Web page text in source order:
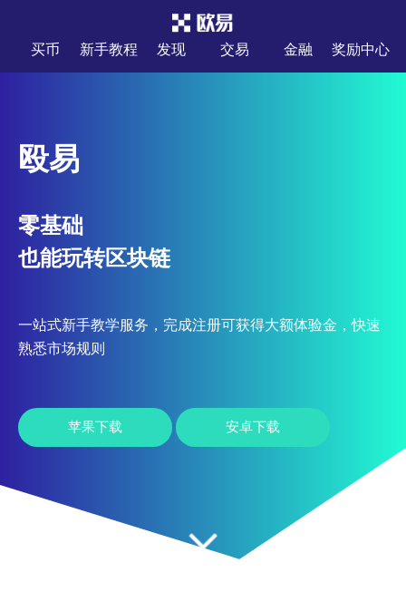
买币 新手教程 发现 交易 金融 奖励中心
殴易
零基础
也能玩转区块链
一站式新手教学服务，完成注册可获得大额体验金，快速
熟悉市场规则
苹果下载 安卓下载